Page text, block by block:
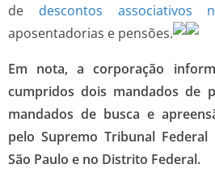
de descontos associativos
aposentadorias e pensões.
Em nota, a corporação
cumpridos dois mandados de
mandados de busca e
pelo Supremo Tribunal Federal
São Paulo e no Distrito Federal.